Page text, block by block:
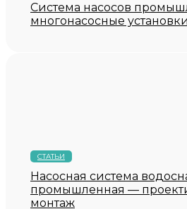
Система насосов
многонасосные
СТАТЬИ
Насосная система
промышленная —
монтаж